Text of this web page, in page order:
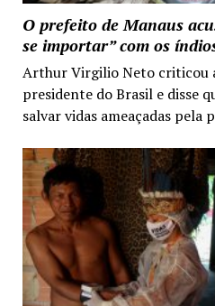
O prefeito de Manaus
se importar” com os
Arthur Virgilio Neto criticou
presidente do Brasil e disse
salvar vidas ameaçadas pela